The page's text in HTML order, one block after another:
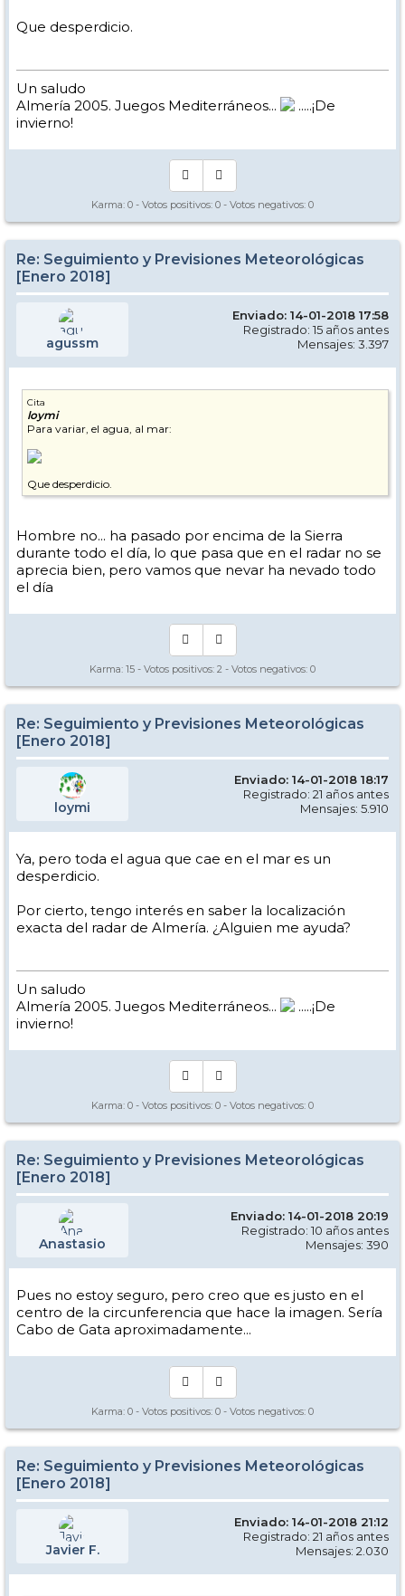
Que desperdicio.
Un saludo
Almería 2005. Juegos Mediterráneos...
.....¡De
invierno!
Karma: 0 - Votos positivos: 0 - Votos negativos: 0
Re: Seguimiento y Previsiones Meteorológicas
[Enero 2018]
agussm
Enviado: 14-01-2018 17:58
Registrado: 15 años antes
Mensajes: 3.397
Cita
loymi
Para variar, el agua, al mar:
Que desperdicio.
Hombre no... ha pasado por encima de la Sierra
durante todo el día, lo que pasa que en el radar no se
aprecia bien, pero vamos que nevar ha nevado todo
el día
Karma: 15 - Votos positivos: 2 - Votos negativos: 0
Re: Seguimiento y Previsiones Meteorológicas
[Enero 2018]
loymi
Enviado: 14-01-2018 18:17
Registrado: 21 años antes
Mensajes: 5.910
Ya, pero toda el agua que cae en el mar es un
desperdicio.
Por cierto, tengo interés en saber la localización
exacta del radar de Almería. ¿Alguien me ayuda?
Un saludo
Almería 2005. Juegos Mediterráneos...
.....¡De
invierno!
Karma: 0 - Votos positivos: 0 - Votos negativos: 0
Re: Seguimiento y Previsiones Meteorológicas
[Enero 2018]
Anastasio
Enviado: 14-01-2018 20:19
Registrado: 10 años antes
Mensajes: 390
Pues no estoy seguro, pero creo que es justo en el
centro de la circunferencia que hace la imagen. Sería
Cabo de Gata aproximadamente...
Karma: 0 - Votos positivos: 0 - Votos negativos: 0
Re: Seguimiento y Previsiones Meteorológicas
[Enero 2018]
Javier F.
Enviado: 14-01-2018 21:12
Registrado: 21 años antes
Mensajes: 2.030